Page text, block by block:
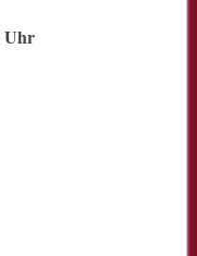
Uhr